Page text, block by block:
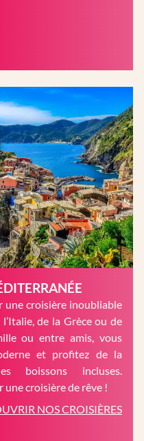
une croisière inoubliable
de la Grèce ou de
ou entre amis, vous
et profitez de la
boissons incluses.
croisière de rêve !
NOS CROISIÈRES